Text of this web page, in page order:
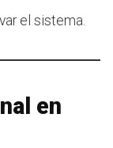
el sistema.
en